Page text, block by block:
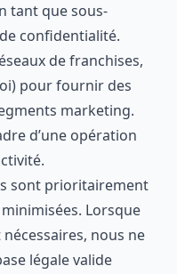
tant que sous-
confidentialité.
de franchises,
pour fournir des
marketing.
d’une opération
sont prioritairement
Lorsque
nous ne
légale valide